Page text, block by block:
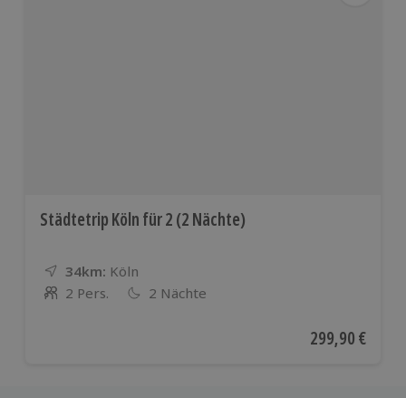
Städtetrip Köln für 2 (2 Nächte)
34km: Entfernung
Standort
Köln
Anzahl der Teilnehmer
2 Pers. 2 Nächte
Aktueller Preis
299,90 €